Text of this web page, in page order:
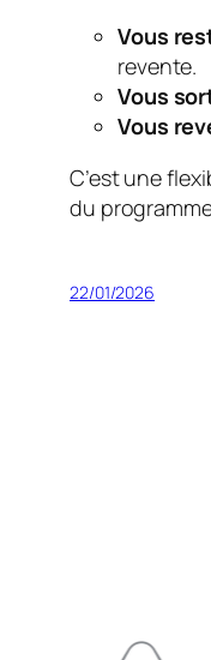
Vous
revente.
Vous
Vous
C’est une
du
22/01/2026